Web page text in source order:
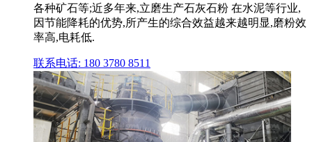
各种矿石等;近多年来,立磨生产石灰石粉 在水泥等行业,
因节能降耗的优势,所产生的综合效益越来越明显,磨粉效
率高,电耗低.
联系电话: 180 3780 8511